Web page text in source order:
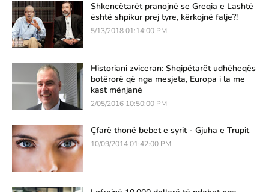
Shkencëtarët pranojnë se Greqia e Lashtë
është shpikur prej tyre, kërkojnë falje?!
5/13/2018 01:14:00 PM
Historiani zviceran: Shqipëtarët udhëheqës
botërorë që nga mesjeta, Europa i la me
kast mënjanë
2/05/2016 10:50:00 PM
Çfarë thonë bebet e syrit - Gjuha e Trupit
10/09/2014 01:42:00 PM